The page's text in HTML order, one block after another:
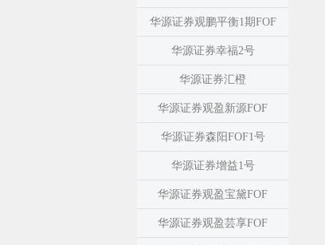
华源证券观鹏平衡1期FOF
华源证券幸福2号
华源证券汇橙
华源证券观盈新源FOF
华源证券森阳FOF1号
华源证券增益1号
华源证券观盈宝黛FOF
华源证券观盈芸享FOF